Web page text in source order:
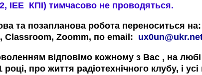
ІЕЕ КПІ) тимчасово не проводяться.
та позапланова робота переноситься
Classroom, Zoomm, по email:
відповімо кожному з Вас , на
році, про життя радіотехнічного клубу, і